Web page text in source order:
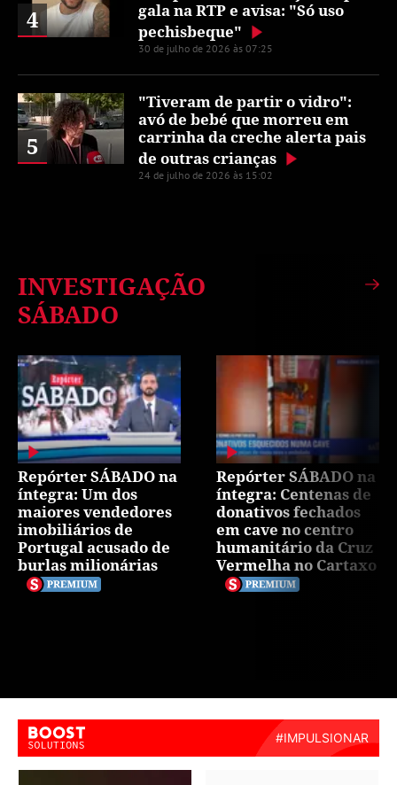
4
gala na RTP e avisa: "Só uso
pechisbeque"
30 de julho de 2026 às 07:25
5
"Tiveram de partir o vidro":
avó de bebé que morreu em
carrinha da creche alerta pais
de outras crianças
24 de julho de 2026 às 15:02
INVESTIGAÇÃO
SÁBADO
Repórter SÁBADO na
íntegra: Um dos
maiores vendedores
imobiliários de
Portugal acusado de
burlas milionárias
Repórter SÁBADO na
íntegra: Centenas de
donativos fechados
em cave no centro
humanitário da Cruz
Vermelha no Cartaxo